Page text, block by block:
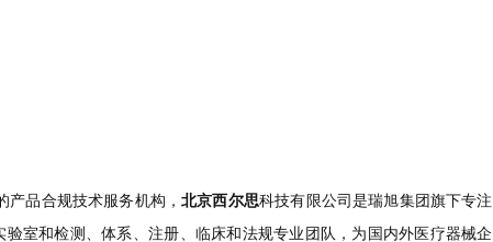
产品合规技术服务机构，北京西尔思科技有限公司是瑞旭集团旗下专注
验室和检测、体系、注册、临床和法规专业团队，为国内外医疗器械企